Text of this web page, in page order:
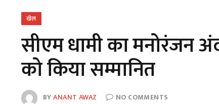
खेल
सीएम धामी का मनोरंजन
को किया सम्मानित
BYANANT AWAZ NO COMMENTS